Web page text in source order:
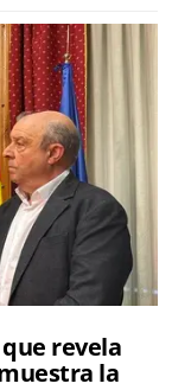
revela
la